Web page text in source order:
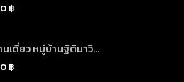
฿
นเดี่ยว หมู่บ้านฐิติมาวิ...
฿